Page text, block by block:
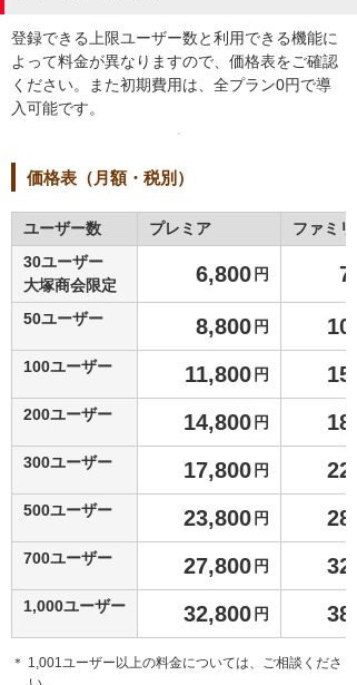
登録できる上限ユーザー数と利用できる機能に
よって料金が異なりますので、価格表をご確認
ください。また初期費用は、全プラン0円で導
入可能です。
価格表（月額・税別）
ユーザー数 プレミア
ファミリ
30ユーザー
大塚商会限定
6,800 円
50ユーザー 8,800 円
100ユーザー 11,800 円
200ユーザー 14,800 円
300ユーザー 17,800 円
500ユーザー 23,800 円
700ユーザー 27,800 円
1,000ユーザー 32,800 円
＊ 1,001ユーザー以上の料金については、ご相談くださ